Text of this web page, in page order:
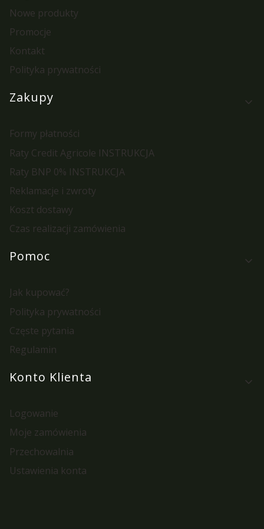
Nowe produkty
Promocje
Kontakt
Polityka prywatności
Zakupy
Formy płatności
Raty Credit Agricole INSTRUKCJA
Raty BNP 0% INSTRUKCJA
Reklamacje i zwroty
Koszt dostawy
Czas realizacji zamówienia
Pomoc
Jak kupować?
Polityka prywatności
Częste pytania
Regulamin
Konto Klienta
Logowanie
Moje zamówienia
Przechowalnia
Ustawienia konta